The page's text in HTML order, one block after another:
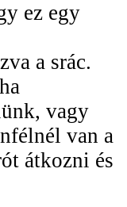
ez egy
a srác.
vagy
van a
átkozni és